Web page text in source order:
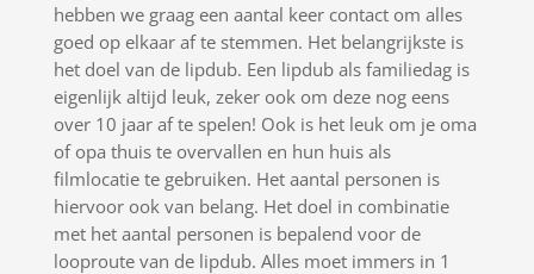
hebben we graag een aantal keer contact om alles
goed op elkaar af te stemmen. Het belangrijkste is
het doel van de lipdub. Een lipdub als familiedag is
eigenlijk altijd leuk, zeker ook om deze nog eens
over 10 jaar af te spelen! Ook is het leuk om je oma
of opa thuis te overvallen en hun huis als
filmlocatie te gebruiken. Het aantal personen is
hiervoor ook van belang. Het doel in combinatie
met het aantal personen is bepalend voor de
looproute van de lipdub. Alles moet immers in 1